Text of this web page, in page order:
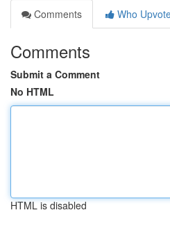
Comments
Who
Comments
Submit a Comment
No HTML
HTML is disabled